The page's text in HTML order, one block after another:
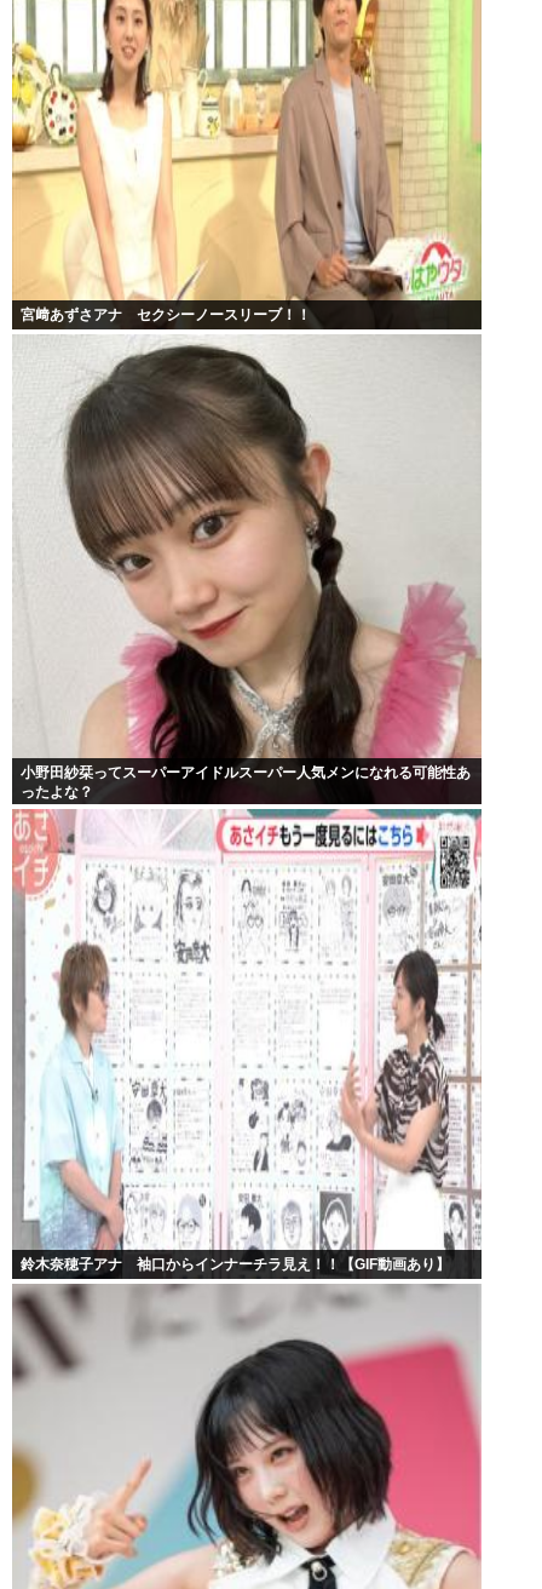
宮﨑あずさアナ セクシーノースリーブ！！
小野田紗栞ってスーパーアイドルスーパー人気メンになれる可能性あ
ったよな？
鈴木奈穂子アナ 袖口からインナーチラ見え！！【GIF動画あり】